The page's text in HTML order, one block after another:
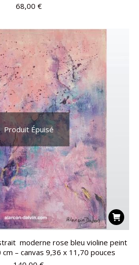
68,00 €
Produit Épuisé
moderne rose bleu violine peint
– canvas 9,36 x 11,70 pouces